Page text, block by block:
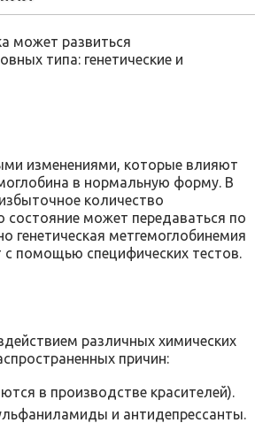
может развиться
типа: генетические и
изменениями, которые влияют
в нормальную форму. В
количество
состояние может передаваться по
генетическая метгемоглобинемия
с помощью специфических тестов.
различных химических
причин:
в производстве красителей).
и антидепрессанты.